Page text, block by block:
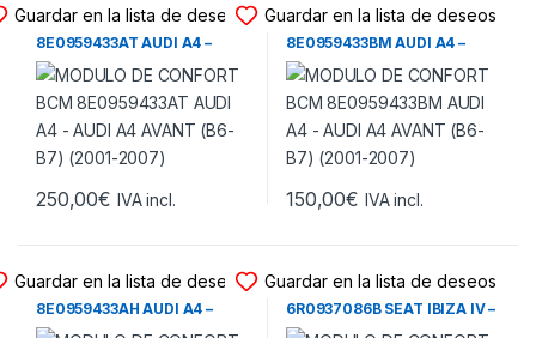
Guardar en la lista de deseos
MODULO DE CONFORT BCM
8E0959433AT AUDI A4 –
AUDI A4 AVANT (B6-B7)
(2001-2007)
250,00€ IVA incl.
Guardar en la lista de deseos
MODULO DE CONFORT BCM
8E0959433BM AUDI A4 –
AUDI A4 AVANT (B6-B7)
(2001-2007)
150,00€ IVA incl.
Guardar en la lista de deseos
MODULO DE CONFORT BCM
8E0959433AH AUDI A4 –
AUDI A4 AVANT (B6) (2001-
Guardar en la lista de deseos
MODULO DE CONFORT BCM
6R0937086B SEAT IBIZA IV –
VOLKSWAGEN POLO V